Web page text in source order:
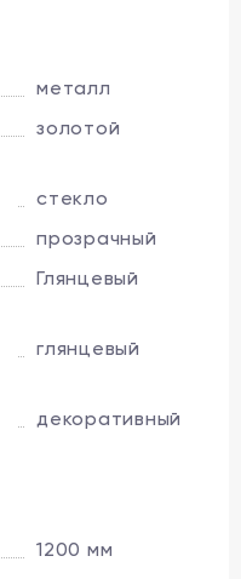
металл
золотой
стекло
прозрачный
Глянцевый
глянцевый
декоративный
1200 мм